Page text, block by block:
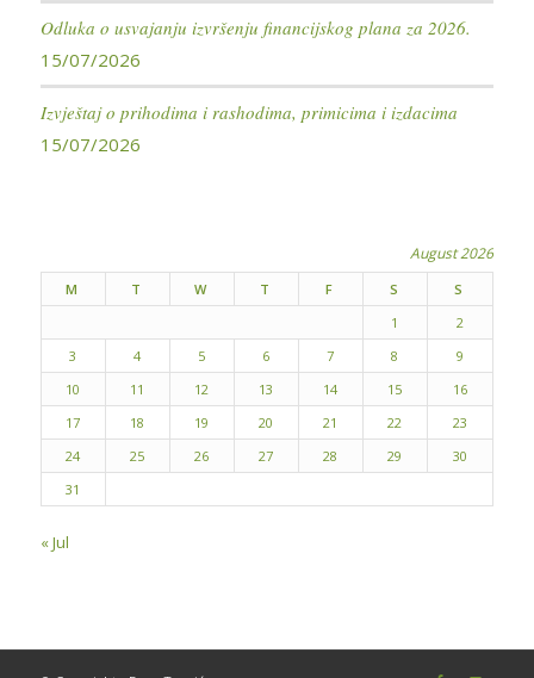
Odluka o usvajanju izvršenju financijskog plana za 2026.
15/07/2026
Izvještaj o prihodima i rashodima, primicima i izdacima
15/07/2026
August 2026
M T W T F S
S
1
2
3
4 5 6 7 8
9
10
11 12 13 14 15
16
17
18 19 20 21 22
23
24
25 26 27 28 29
30
31
« Jul